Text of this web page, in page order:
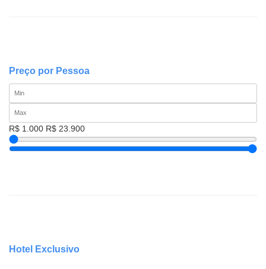
Preço por Pessoa
R$ 1.000 R$ 23.900
Hotel Exclusivo